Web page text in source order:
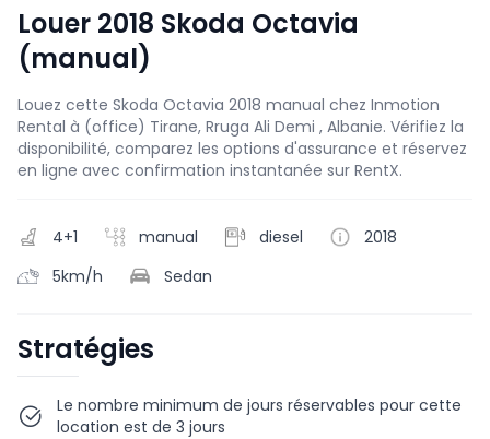
Louer 2018 Skoda Octavia
(manual)
Louez cette Skoda Octavia 2018 manual chez Inmotion
Rental à (office) Tirane, Rruga Ali Demi , Albanie. Vérifiez la
disponibilité, comparez les options d'assurance et réservez
en ligne avec confirmation instantanée sur RentX.
4+1 manual diesel
2018
5km/h
Sedan
Stratégies
Le nombre minimum de jours réservables pour cette
location est de 3 jours